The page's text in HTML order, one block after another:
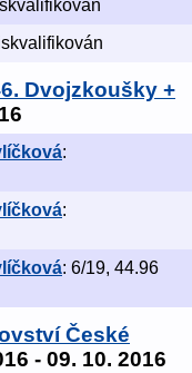
Dvojzkoušky +
:
:
: 6/19, 44.96
České
- 09. 10. 2016